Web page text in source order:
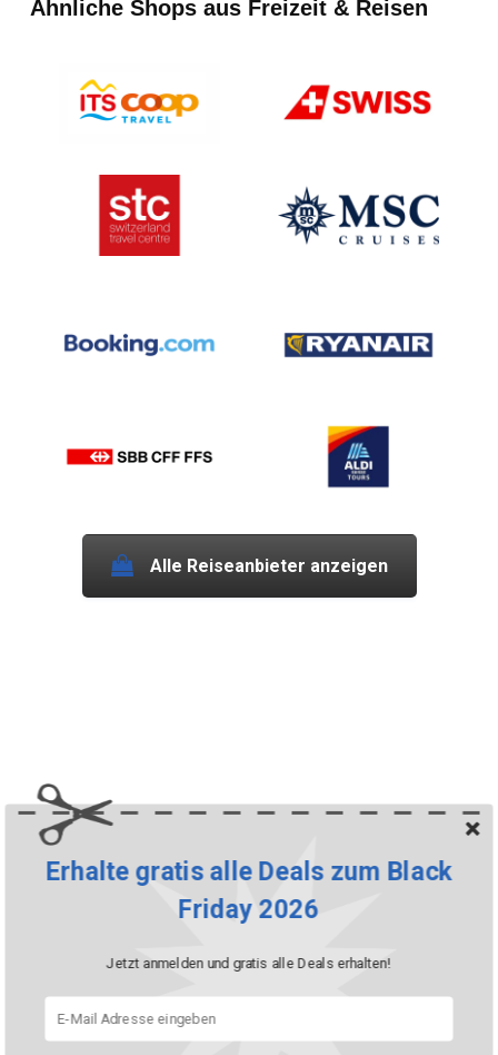
Ähnliche Shops aus Freizeit & Reisen
Alle Reiseanbieter anzeigen
Erhalte gratis alle Deals zum Black
Friday 2026
Jetzt anmelden und gratis alle Deals erhalten!